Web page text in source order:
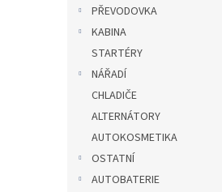
PŘEVODOVKA
KABINA
STARTÉRY
NÁŘADÍ
CHLADIČE
ALTERNÁTORY
AUTOKOSMETIKA
OSTATNÍ
AUTOBATERIE